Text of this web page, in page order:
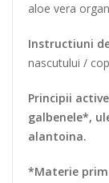
aloe vera
Instructiuni
nascutului /
Principii
galbenele*,
alantoina.
*Materie